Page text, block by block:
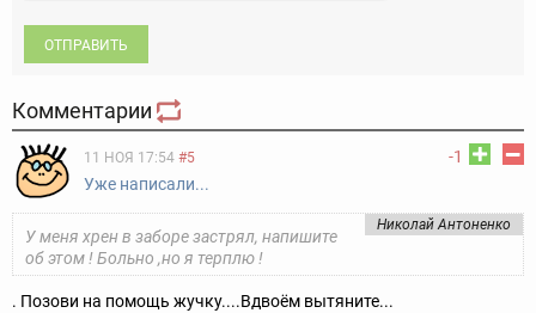
ОТПРАВИТЬ
Комментарии
-1
11 НОЯ 17:54 #5
Уже написали...
Николай Антоненко
У меня xpeн в заборе застрял, напишите
об этом ! Больно ,но я терплю !
. Позови на помощь жучку....Вдвоём вытяните...